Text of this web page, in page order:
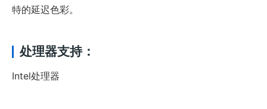
特的延迟色彩。
处理器支持：
Intel处理器